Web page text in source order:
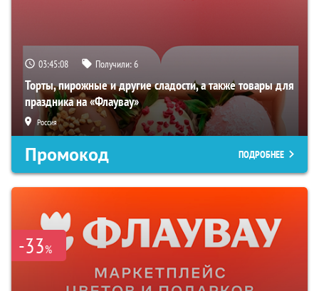
03:45:07 Получили:6
Торты, пирожные и другие сладости, а также товары для
праздника на «Флаувау»
Россия
Промокод ПОДРОБНЕЕ
-33%